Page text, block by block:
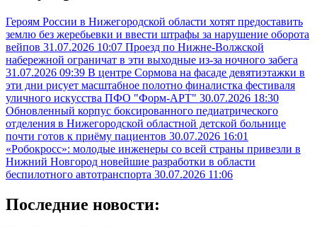
Героям России в Нижегородской области хотят предоставить
землю без жеребьевки и ввести штрафы за нарушение оборота
вейпов 31.07.2026 10:07 Проезд по Нижне-Волжской
набережной ограничат в эти выходные из-за ночного забега
31.07.2026 09:39 В центре Сормова на фасаде девятиэтажки в
эти дни рисует масштабное полотно финалистка фестиваля
уличного искусства ПФО "Форм-АРТ" 30.07.2026 18:30
Обновленный корпус боксированного педиатрического
отделения в Нижегородской областной детской больнице
почти готов к приёму пациентов 30.07.2026 16:01
«Робокросс»: молодые инженеры со всей страны привезли в
Нижний Новгород новейшие разработки в области
беспилотного автотранспорта 30.07.2026 11:06
Последние новости: